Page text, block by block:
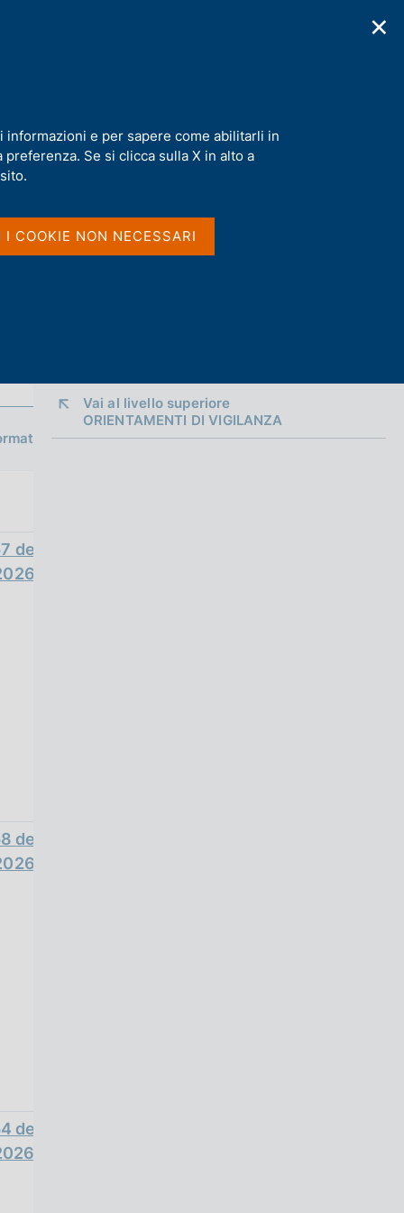
del
del
del
Vai al livello superiore
ORIENTAMENTI DI VIGILANZA
✕
e per sapere come abilitarli in
Se si clicca sulla X in alto a
COOKIE NON NECESSARI